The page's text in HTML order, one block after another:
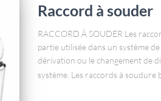
Raccord à souder
RACCORD À SOUDER Les
partie utilisée dans un système
dérivation ou le changement de
système. Les raccords à soudure